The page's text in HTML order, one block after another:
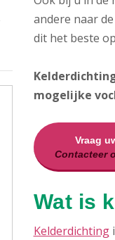
andere naar
dit het beste
mogelijke
Vraag
Contacteer
Wat is
Kelderdichting